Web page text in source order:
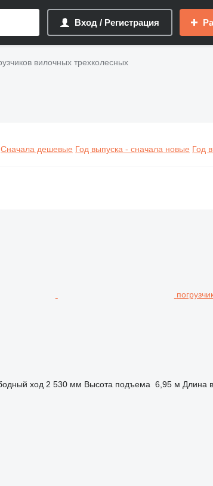
Вход / Регистрация
вилочных трехколесных
Сначала дешевые Год выпуска - сначала новые Год
ход 2 530 мм Высота подъема 6,95 м Длина